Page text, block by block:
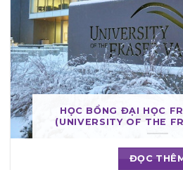
HỌC BỔNG ĐẠI HỌC
(UNIVERSITY OF THE
ĐỌC